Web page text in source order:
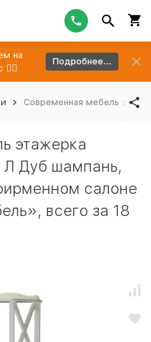
на
Подробнее...
Современная мебель
этажерка
Л Дуб шампань,
салоне
всего за 18